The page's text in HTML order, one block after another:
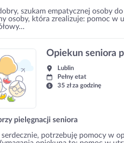
szukam empatycznej osoby
osoby, która zrealizuje: pomoc w
Opiekun seniora
Lublin
Pełny etat
35 zł za godzinę
pielęgnacji seniora
potrzebuję pomocy w